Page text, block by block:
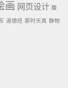
画 网页设计 腹
道德经 那时天真 静物